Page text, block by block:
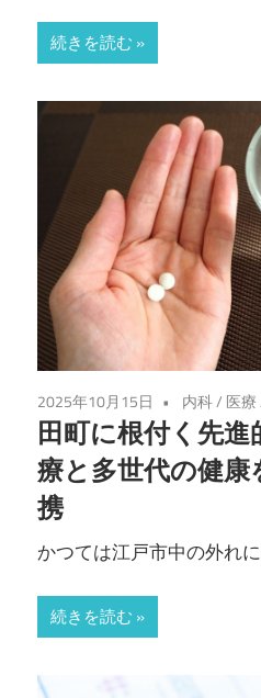
続きを読む
2025年10月15日 内科/ 医療
田町に根付く先進
療と多世代の健康
携
かつては江戸市中の外れ
続きを読む